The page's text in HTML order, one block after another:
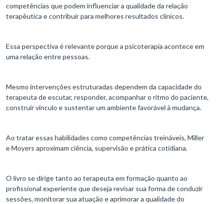
competências que podem influenciar a qualidade da relação
terapêutica e contribuir para melhores resultados clínicos.
Essa perspectiva é relevante porque a psicoterapia acontece em
uma relação entre pessoas.
Mesmo intervenções estruturadas dependem da capacidade do
terapeuta de escutar, responder, acompanhar o ritmo do paciente,
construir vínculo e sustentar um ambiente favorável à mudança.
Ao tratar essas habilidades como competências treináveis, Miller
e Moyers aproximam ciência, supervisão e prática cotidiana.
O livro se dirige tanto ao terapeuta em formação quanto ao
profissional experiente que deseja revisar sua forma de conduzir
sessões, monitorar sua atuação e aprimorar a qualidade do